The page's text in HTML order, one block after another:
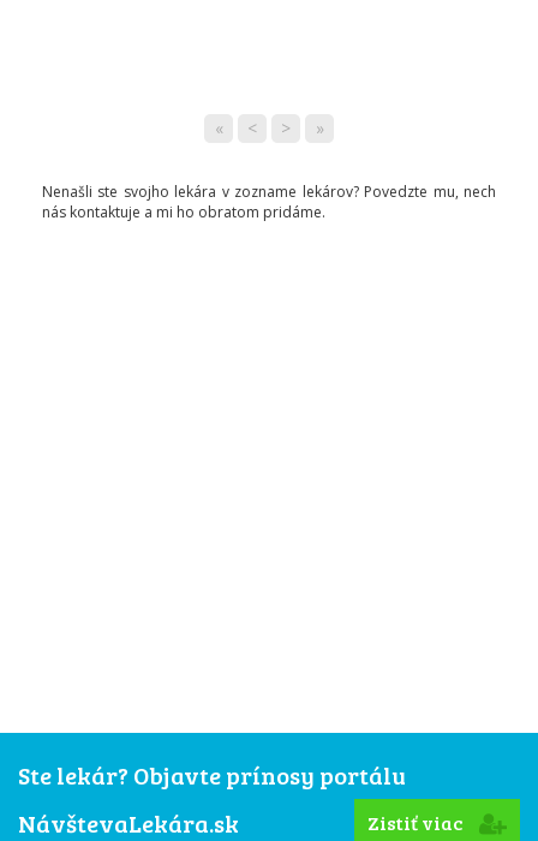
« < > »
Nenašli ste svojho lekára v zozname lekárov? Povedzte mu, nech
nás kontaktuje a mi ho obratom pridáme.
Ste lekár? Objavte prínosy portálu
NávštevaLekára.sk
Zistiť viac